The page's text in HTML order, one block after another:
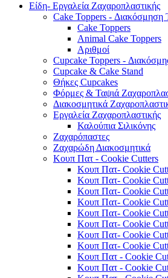
Είδη- Εργαλεία Ζαχαροπλαστικής
Cake Toppers - Διακόσμηση
Cake Toppers
Animal Cake Toppers
Αριθμοί
Cupcake Toppers -
Cupcake & Cake Stand
Θήκες Cupcakes
Φόρμες & Ταψιά
Διακοσμητικά
Εργαλεία Ζαχαροπλαστικής
Καλούπια Σιλικόνης
Ζαχαρόπαστες
Ζαχαρώδη Διακοσμητικά
Κουπ Πατ - Cookie Cutters
Κουπ Πατ- Cookie
Κουπ Πατ- Cookie
Κουπ Πατ- Cookie
Κουπ Πατ- Cookie
Κουπ Πατ- Cookie
Κουπ Πατ- Cookie
Κουπ Πατ- Cookie
Κουπ Πατ- Cookie
Κουπ Πατ - Cookie
Κουπ Πατ - Cookie